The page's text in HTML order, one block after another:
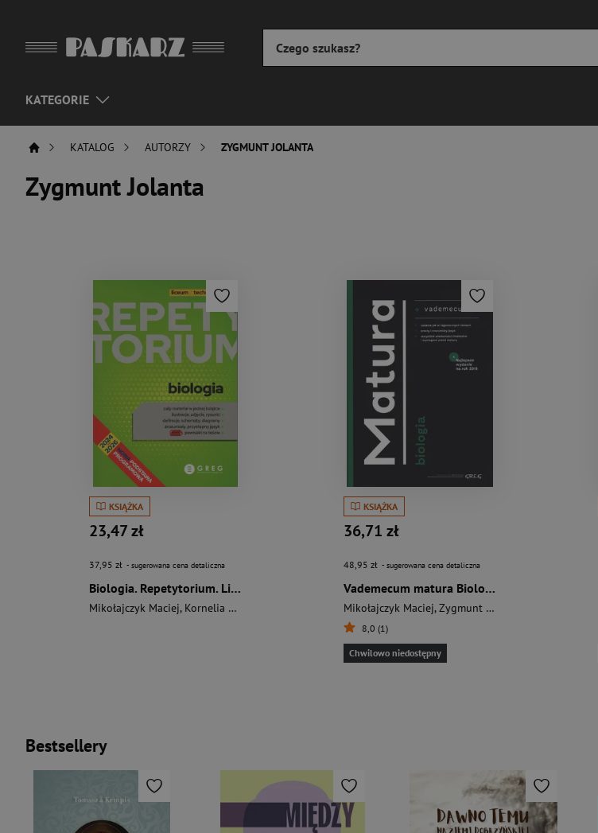
KATEGORIE
KATALOG AUTORZY ZYGMUNT JOLANTA
Zygmunt Jolanta
KSIĄŻKA
23,47 zł
37,95 zł - sugerowana cena detaliczna
Biologia. Repetytorium. Liceum/technikum wyd. 2026
Mikołajczyk Maciej, Kornelia Wójcik Zygmunt Jolanta
KSIĄŻKA
36,71 zł
48,95 zł - sugerowana cena detaliczna
Vademecum matura Biologia
Mikołajczyk Maciej,Zygmunt Jolanta
8,0 (1)
Chwilowo niedostępny
Bestsellery